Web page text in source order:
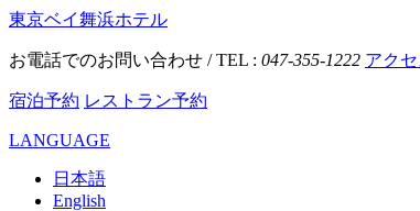
東京ベイ舞浜ホテル
お電話でのお問い合わせ / TEL : 047-355-1222 アクセ
宿泊予約 レストラン予約
LANGUAGE
日本語
English